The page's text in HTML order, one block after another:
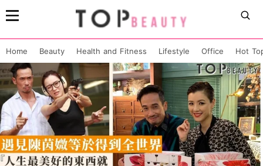
Home Beauty Health and Fitness Lifestyle Office Hot